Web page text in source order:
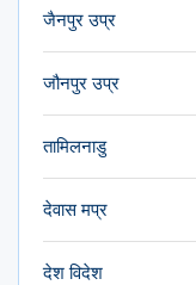
जैनपुर उप्र
जौनपुर उप्र
तामिलनाडु
देवास मप्र
देश विदेश